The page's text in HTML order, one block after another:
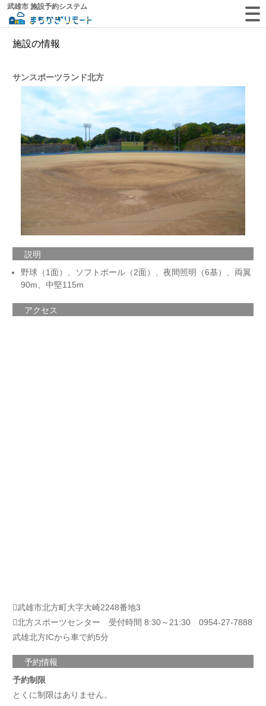
武雄市 施設予約システム
施設の情報
サンスポーツランド北方
説明
野球（1面）、ソフトボール（2面）、夜間照明（6基）、両翼
90m、中堅115m
アクセス
武雄市北方町大字大崎2248番地3
北方スポーツセンター 受付時間 8:30～21:30 0954-27-7888
武雄北方ICから車で約5分
予約情報
予約制限
とくに制限はありません。